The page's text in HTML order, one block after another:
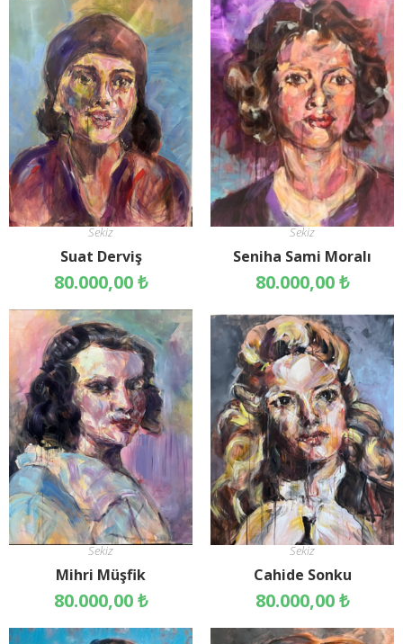
Sekiz
Suat Derviş
80.000,00₺
Sekiz
Seniha Sami Moralı
80.000,00₺
Sekiz
Mihri Müşfik
80.000,00₺
Sekiz
Cahide Sonku
80.000,00₺